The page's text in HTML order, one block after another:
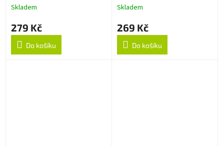
Skladem
279 Kč
Do košíku
Skladem
269 Kč
Do košíku